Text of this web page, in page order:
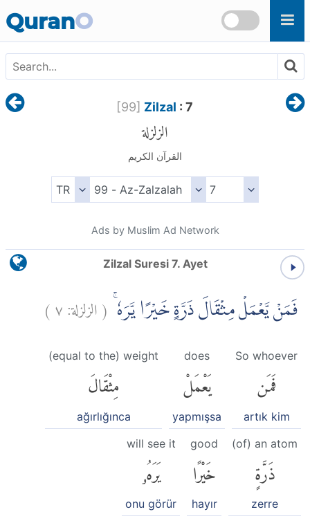
QuranO
[99] Zilzal : 7
الزلزلة
القرآن الكريم
Ads by Muslim Ad Network
Zilzal Suresi 7. Ayet
فَمَنْ يَّعْمَلْ مِثْقَالَ ذَرَّةٍ خَيْرًا يَّرَهٗۚ (الزلزلة:٧)
So whoever
فَمَن
artık kim
does
يَعْمَلْ
yapmışsa
(equal to the) weight
مِثْقَالَ
ağırlığınca
(of) an atom
ذَرَّةٍ
zerre
good
خَيْرًا
hayır
will see it
يَرَهُۥ
onu görür